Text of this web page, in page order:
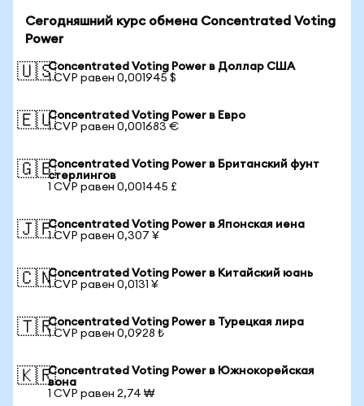
Сегодняшний курс обмена Concentrated Voting
Power
🇺🇸Concentrated Voting Power в Доллар США
1 CVP равен 0,001945 $
🇪🇺Concentrated Voting Power в Евро
1 CVP равен 0,001683 €
🇬🇧Concentrated Voting Power в Британский фунт
стерлингов
1 CVP равен 0,001445 £
🇯🇵Concentrated Voting Power в Японская иена
1 CVP равен 0,307 ¥
🇨🇳Concentrated Voting Power в Китайский юань
1 CVP равен 0,0131 ¥
🇹🇷Concentrated Voting Power в Турецкая лира
1 CVP равен 0,0928 ₺
🇰🇷Concentrated Voting Power в Южнокорейская
вона
1 CVP равен 2,74 ₩